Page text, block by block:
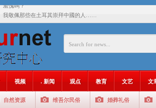
羞愧嗎？
我敬佩那些在土耳其崇拜中國的人……
基辛格与中国：50 年的爱与背叛
年的百年關係
大一统情结使魏京生失去理智 / 伊利夏提
伊利夏提：在自责与内疚中的挣扎
视频 . 新闻 观点 教育 文艺 文
自然资源 维吾尔民俗 婚葬礼俗